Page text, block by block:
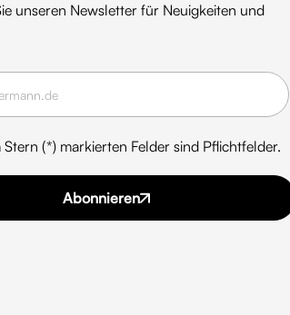
unseren Newsletter für Neuigkeiten und
Stern (*) markierten Felder sind Pflichtfelder.
Abonnieren